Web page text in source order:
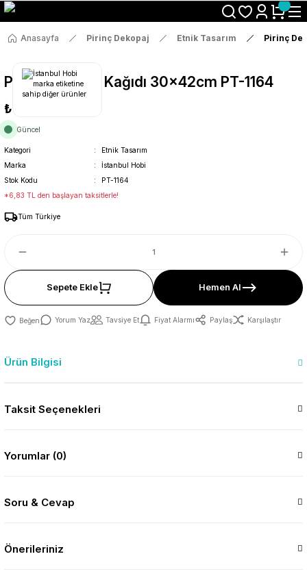
Size Özel "HG10" Koduyla Sepette Hemen %10 İndirimi Kaçırma
Anasayfa Pirinç Dekopaj Etnik Tasarım Pirinç
Pirinç Dekopaj Kağıdı 30x42cm PT-1164
₺36
Güncel
Kategori
Etnik Tasarım
Marka
İstanbul Hobi
Stok Kodu
PT-1164
*6,83 TL den başlayan taksitlerle!
Tüm Türkiye
Sepete Ekle Hemen Al
Yorum Yaz Tavsiye Et Fiyat Alarmı Paylaş Karşılaştır
Ürün Bilgisi
Taksit Seçenekleri
Yorumlar (0)
Soru & Cevap
Önerileriniz